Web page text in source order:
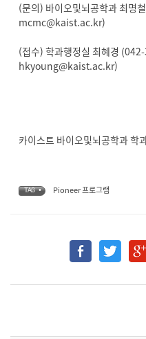
(문의) 바이오및뇌공학과 최명
mcmc@kaist.ac.kr)
(접수) 학과행정실 최혜경
hkyoung@kaist.ac.kr)
카이스트 바이오및뇌공학과 학
TAG • Pioneer 프로그램